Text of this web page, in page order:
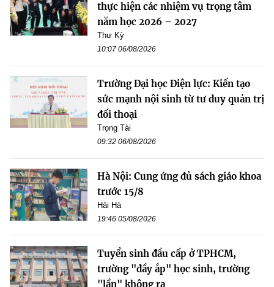
thực hiện các nhiệm vụ trọng tâm
năm học 2026 – 2027
Thư Kỳ
10:07 06/08/2026
Trường Đại học Điện lực: Kiến tạo
sức mạnh nội sinh từ tư duy quản trị
đối thoại
Trọng Tài
09:32 06/08/2026
Hà Nội: Cung ứng đủ sách giáo khoa
trước 15/8
Hải Hà
19:46 05/08/2026
Tuyển sinh đầu cấp ở TPHCM,
trường "đầy ắp" học sinh, trường
"lần" không ra